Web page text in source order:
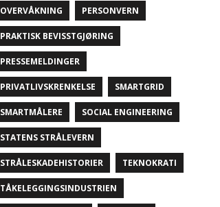
OVERVÅKNING PERSONVERN
PRAKTISK BEVISSTGJØRING
PRESSEMELDINGER
PRIVATLIVSKRENKELSE SMARTGRID
SMARTMÅLERE SOCIAL ENGINEERING
STATENS STRÅLEVERN
STRÅLESKADEHISTORIER TEKNOKRATI
TÅKELEGGINGSINDUSTRIEN